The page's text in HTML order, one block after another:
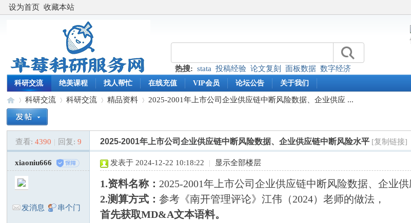
设为首页 收藏本站
热搜: stata 投稿经验 论文复刻 面板数据 数字经济
科研交流 绝美课程 找人帮忙 在线充值 VIP会员 论坛公告 关于我们
»
科研交流
›
科研交流 精品资料
›
2025-2001年上市公司企业供应链中断风险数据、企业供应 ...
查看: 4390 | 回复: 9 2025-2001年上市公司企业供应链中断风险数据、企业供应链中断风险水平 [复制链接]
xiaoniu666
发消息 串个门
发表于 2024-12-22 10:18:22 | 显示全部楼层
1.资料名称： 2025-2001年上市公司企业供应链中断风险数据、企业
2.测算方式：参考《南开管理评论》江伟（2024）老师的做法，
首先获取MD&A文本语料。